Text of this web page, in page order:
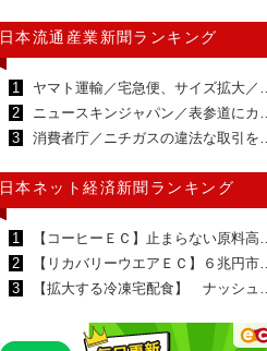
日本流通産業新聞ランキング
1
ヤマト運輸／宅急便、サイズ拡大／…
2
ニュースキンジャパン／表参道にカ…
3
消費者庁／ニチガスの違法な取引を…
日本ネット経済新聞ランキング
1
【コーヒーＥＣ】止まらない原料高…
2
【リカバリーウエアＥＣ】６兆円市…
3
【拡大する冷凍宅配食】 ナッシュ…